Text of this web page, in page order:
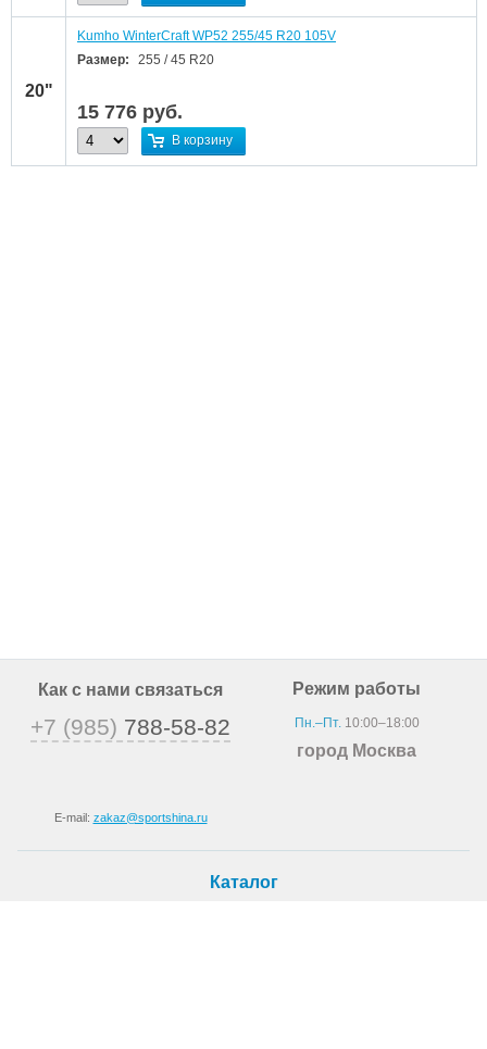
20"
Kumho WinterCraft WP52 255/45 R20 105V
Размер:
255 / 45 R20
15 776 руб.
В корзину
Как с нами связаться
+7 (985) 788-58-82
E-mail: zakaz@sportshina.ru
Режим работы
Пн.–Пт.10:00–18:00
город Москва
Каталог